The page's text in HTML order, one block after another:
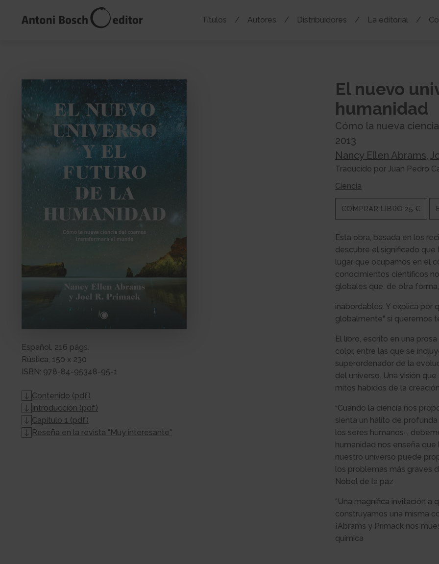
Títulos Autores Distribuidores La editorial
Español, 216 págs.
Rústica, 150 x 230
ISBN: 978-84-95348-95-1
Contenido (pdf)
Introducción (pdf)
Capítulo 1 (pdf)
Reseña en la revista "Muy interesante"
El nuevo
humanidad
Cómo la nueva
2013
Nancy Ellen Abrams,
Traducido por Juan Pedro
Ciencia
COMPRAR LIBRO 25 €
Esta obra, basada en los
descubre el significado
lugar que ocupamos en el
conocimientos científicos
globales que, de otra
inabordables. Y explica por
globalmente" si queremos
El libro, escrito en una
color, entre las que se
superordenador de la
del universo. Una visión
mitos habidos de la
“Cuando la ciencia nos
sienta un hálito de
los seres humanos-,
humanidad nos enseña
nuestro universo puede
los problemas más graves
Nobel de la paz
“Una magnífica invitación
construyamos una misma
¡Abrams y Primack nos
química